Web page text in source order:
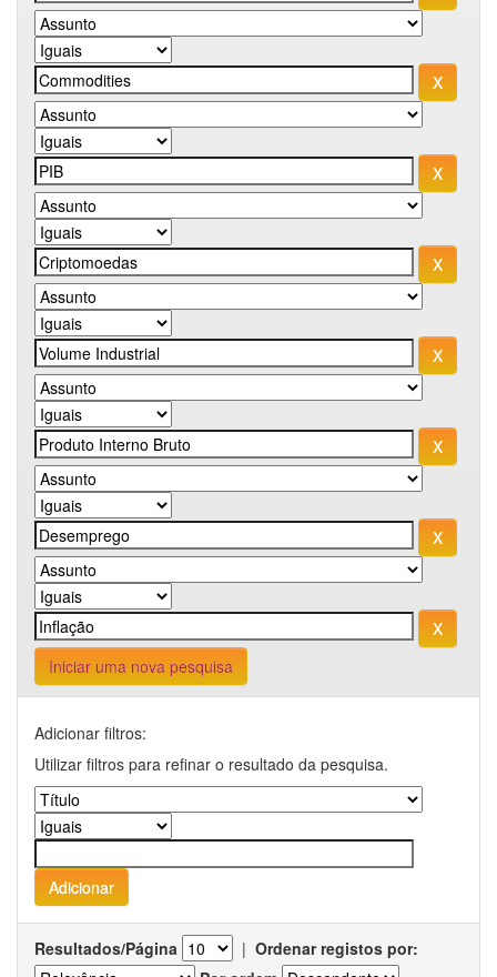
Iniciar uma nova pesquisa
Adicionar filtros:
Utilizar filtros para refinar o resultado da pesquisa.
Resultados/Página | Ordenar registos por: